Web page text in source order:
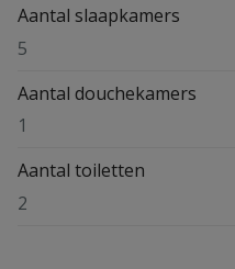
Aantal slaapkamers
5
Aantal douchekamers
1
Aantal toiletten
2